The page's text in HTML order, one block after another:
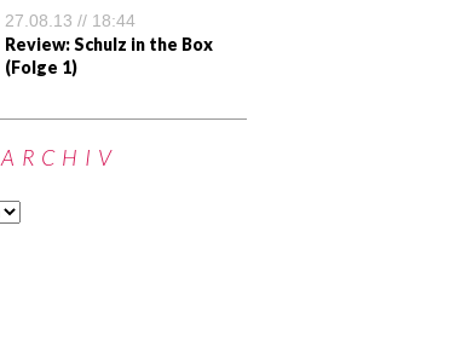
27.08.13 // 18:44
Review: Schulz in the Box
(Folge 1)
ARCHIV